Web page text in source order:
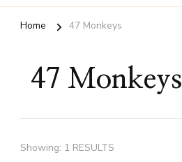
Home 47 Monkeys
47 Monkeys
Showing: 1 RESULTS